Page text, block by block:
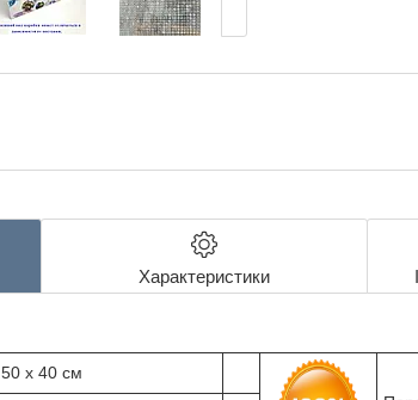
Характеристики
50 х 40 см